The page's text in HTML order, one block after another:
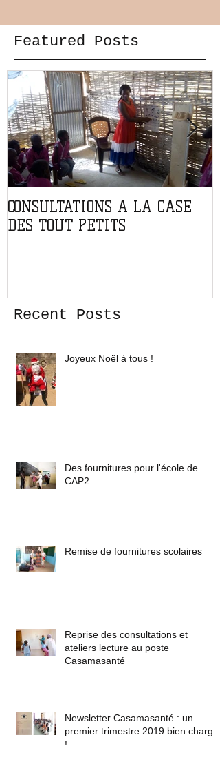
Featured Posts
CONSULTATIONS A LA CASE
DES TOUT PETITS
Recent Posts
Joyeux Noël à tous !
Des fournitures pour l'école de
CAP2
Remise de fournitures scolaires
Reprise des consultations et
ateliers lecture au poste
Casamasanté
Newsletter Casamasanté : un
premier trimestre 2019 bien chargé
!